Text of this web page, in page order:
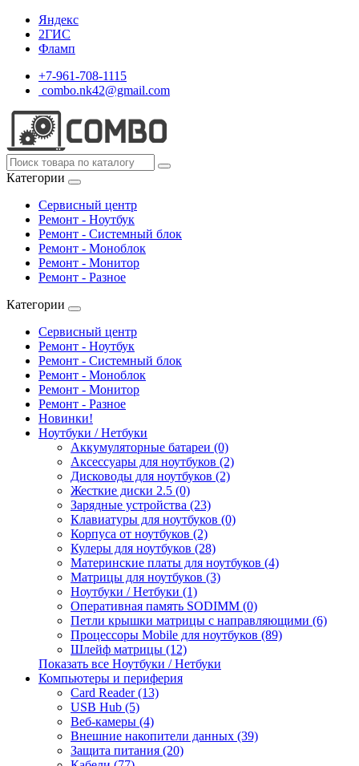
Яндекс
2ГИС
Фламп
+7-961-708-1115
combo.nk42@gmail.com
Категории
Сервисный центр
Ремонт - Ноутбук
Ремонт - Системный блок
Ремонт - Моноблок
Ремонт - Монитор
Ремонт - Разное
Категории
Сервисный центр
Ремонт - Ноутбук
Ремонт - Системный блок
Ремонт - Моноблок
Ремонт - Монитор
Ремонт - Разное
Новинки!
Ноутбуки / Нетбуки
Аккумуляторные батареи (0)
Аксессуары для ноутбуков (2)
Дисководы для ноутбуков (2)
Жесткие диски 2.5 (0)
Зарядные устройства (23)
Клавиатуры для ноутбуков (0)
Корпуса от ноутбуков (2)
Кулеры для ноутбуков (28)
Материнские платы для ноутбуков (4)
Матрицы для ноутбуков (3)
Ноутбуки / Нетбуки (1)
Оперативная память SODIMM (0)
Петли крышки матрицы с направляющими (6)
Процессоры Mobile для ноутбуков (89)
Шлейф матрицы (12)
Показать все Ноутбуки / Нетбуки
Компьютеры и периферия
Card Reader (13)
USB Hub (5)
Веб-камеры (4)
Внешние накопители данных (39)
Защита питания (20)